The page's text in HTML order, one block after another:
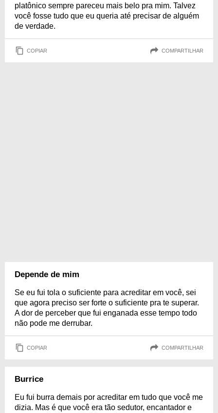
platônico sempre pareceu mais belo pra mim. Talvez
você fosse tudo que eu queria até precisar de alguém
de verdade.
COPIAR COMPARTILHAR
Depende de mim
Se eu fui tola o suficiente para acreditar em você, sei
que agora preciso ser forte o suficiente pra te superar.
A dor de perceber que fui enganada esse tempo todo
não pode me derrubar.
COPIAR COMPARTILHAR
Burrice
Eu fui burra demais por acreditar em tudo que você me
dizia. Mas é que você era tão sedutor, encantador e